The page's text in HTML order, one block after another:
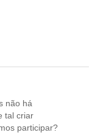
não há
tal criar
participar?